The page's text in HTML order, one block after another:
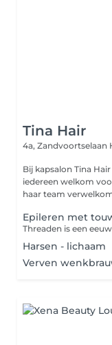
Tina Hair
4a, Zandvoortselaan
Bij kapsalon Tina
iedereen welkom
haar team
Epileren met
Harsen - lichaam
Verven